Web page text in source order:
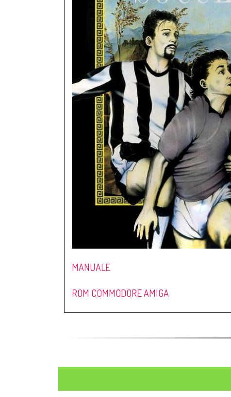
MANUALE
ROM COMMODORE AMIGA